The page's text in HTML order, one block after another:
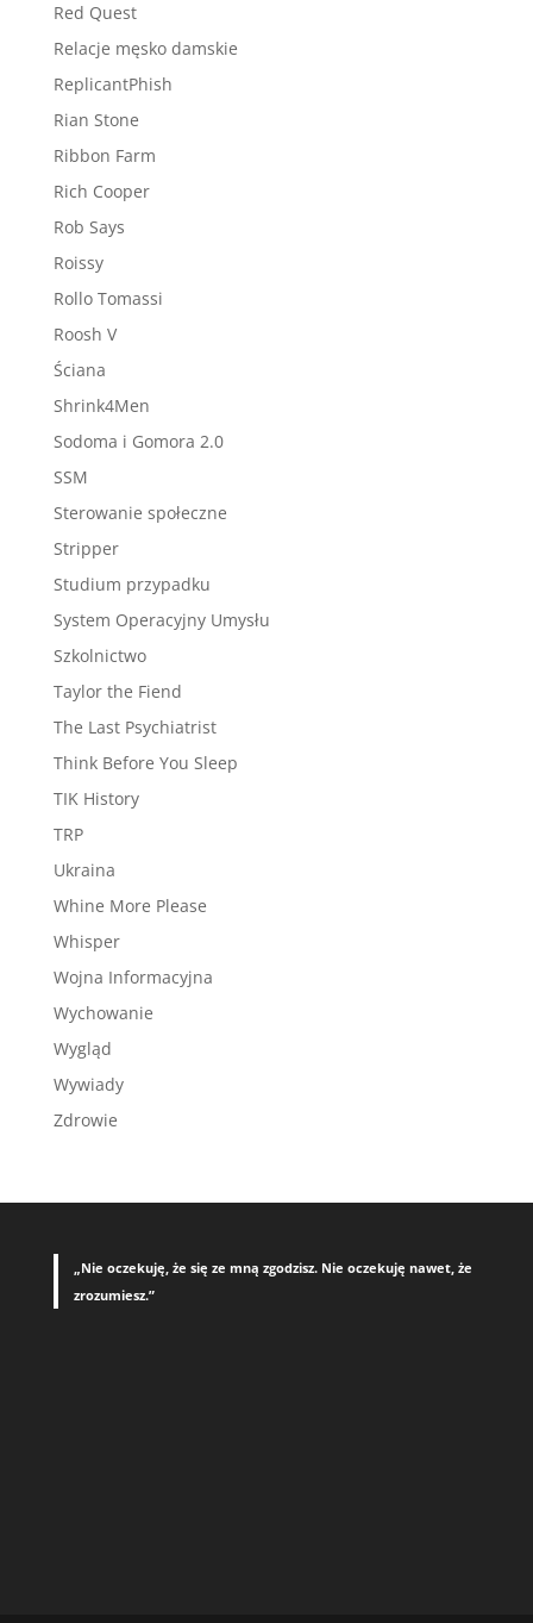
Red Quest
Relacje męsko damskie
ReplicantPhish
Rian Stone
Ribbon Farm
Rich Cooper
Rob Says
Roissy
Rollo Tomassi
Roosh V
Ściana
Shrink4Men
Sodoma i Gomora 2.0
SSM
Sterowanie społeczne
Stripper
Studium przypadku
System Operacyjny Umysłu
Szkolnictwo
Taylor the Fiend
The Last Psychiatrist
Think Before You Sleep
TIK History
TRP
Ukraina
Whine More Please
Whisper
Wojna Informacyjna
Wychowanie
Wygląd
Wywiady
Zdrowie
„Nie oczekuję, że się ze mną zgodzisz. Nie oczekuję nawet, że
zrozumiesz.”